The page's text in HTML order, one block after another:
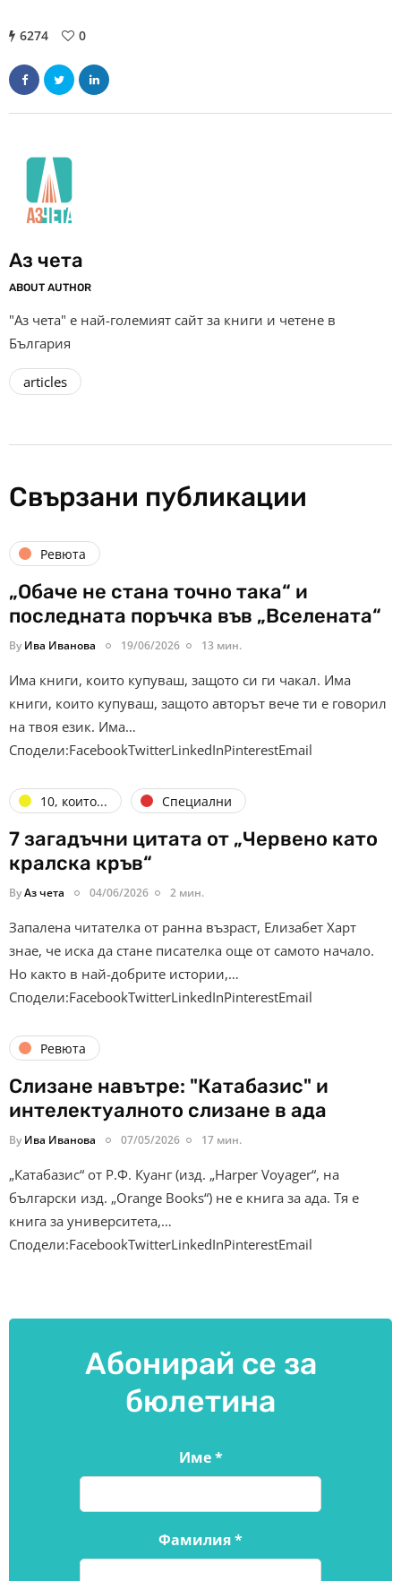
6274 0
Аз чета
ABOUT AUTHOR
"Аз чета" е най-големият сайт за книги и четене в
България
articles
Свързани публикации
Ревюта
„Обаче не стана точно така“ и
последната поръчка във „Вселената“
By Ива Иванова 19/06/2026 13 мин.
Има книги, които купуваш, защото си ги чакал. Има
книги, които купуваш, защото авторът вече ти е говорил
на твоя език. Има…
Сподели:FacebookTwitterLinkedInPinterestEmail
10, които... Специални
7 загадъчни цитата от „Червено като
кралска кръв“
ByАз чета 04/06/2026 2 мин.
Запалена читателка от ранна възраст, Елизабет Харт
знае, че иска да стане писателка още от самото начало.
Но както в най-добрите истории,…
Сподели:FacebookTwitterLinkedInPinterestEmail
Ревюта
Слизане навътре: "Катабазис" и
интелектуалното слизане в ада
By Ива Иванова 07/05/2026 17 мин.
„Катабазис“ от Р.Ф. Куанг (изд. „Harper Voyager“, на
български изд. „Orange Books“) не е книга за ада. Тя е
книга за университета,…
Сподели:FacebookTwitterLinkedInPinterestEmail
Абонирай се за
бюлетина
Име*
Фамилия*